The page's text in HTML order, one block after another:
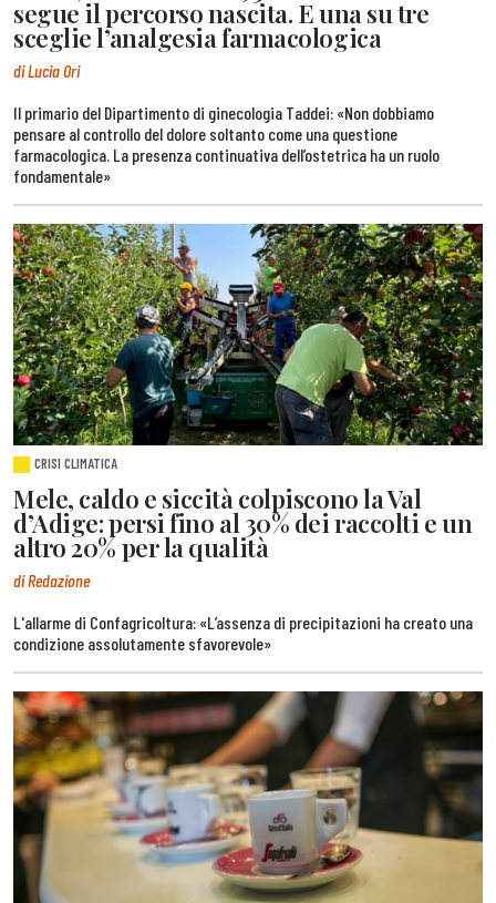
segue il percorso nascita. E una su tre
sceglie l’analgesia farmacologica
di Lucia Ori
Il primario del Dipartimento di ginecologia Taddei: «Non dobbiamo
pensare al controllo del dolore soltanto come una questione
farmacologica. La presenza continuativa dell’ostetrica ha un ruolo
fondamentale»
CRISI CLIMATICA
Mele, caldo e siccità colpiscono la Val
d’Adige: persi fino al 30% dei raccolti e un
altro 20% per la qualità
di Redazione
L'allarme di Confagricoltura: «L’assenza di precipitazioni ha creato una
condizione assolutamente sfavorevole»